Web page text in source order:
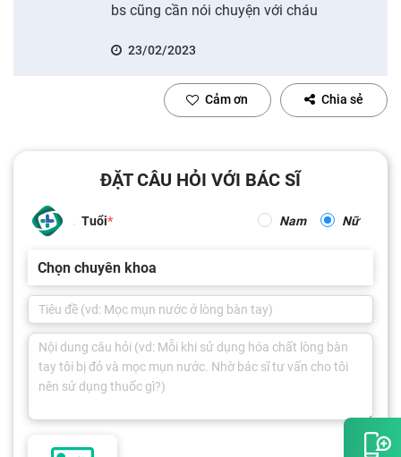
bs cũng cần nói chuyện với cháu
23/02/2023
Cảm ơn Chia sẻ
ĐẶT CÂU HỎI VỚI BÁC SĨ
Tuổi Nam Nữ
Chọn chuyên khoa